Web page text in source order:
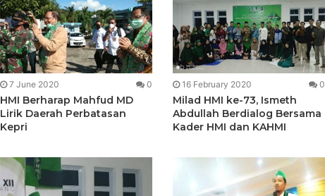
7 June 2020 0
HMI Berharap Mahfud MD
Lirik Daerah Perbatasan
Kepri
16 February 2020 0
Milad HMI ke-73, Ismeth
Abdullah Berdialog Bersama
Kader HMI dan KAHMI